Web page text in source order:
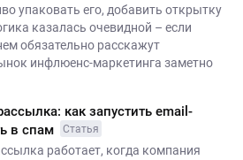
упаковать его, добавить открытку
казалась очевидной – если
обязательно расскажут
инфлюенс-маркетинга заметно
как запустить email-
в спам
Статья
работает, когда компания